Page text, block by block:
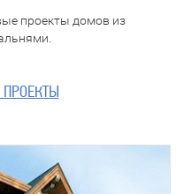
проекты домов из
ПРОЕКТЫ